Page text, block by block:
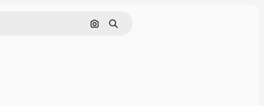
Pesquisar por imagem
Buscar